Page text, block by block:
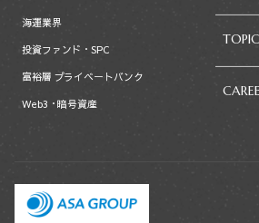
海運業界
投資ファンド・SPC
富裕層 プライベートバンク
Web3・暗号資産